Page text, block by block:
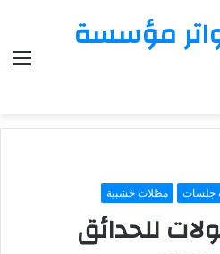
مؤسسة
جلسات مظلات خشبية
للحدائق